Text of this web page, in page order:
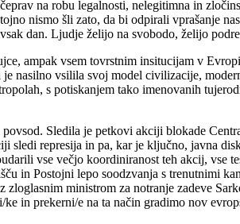
na robu legalnosti, nelegitimna in
nismo šli zato, da bi odpirali vprašanje
dan. Ljudje želijo na svobodo, želijo
ampak vsem tovrstnim insitucijam v
nasilno vsilila svoj model civilizacije,
s potiskanjem tako imenovanih
Sledila je petkovi akciji blokade
represija in pa, kar je ključno, javna
vse večjo koordiniranost teh akcij, vse
in Postojni lepo soodzvanja s trenutnimi
ministrom za notranje zadeve
in prekerni/e na ta način gradimo nov